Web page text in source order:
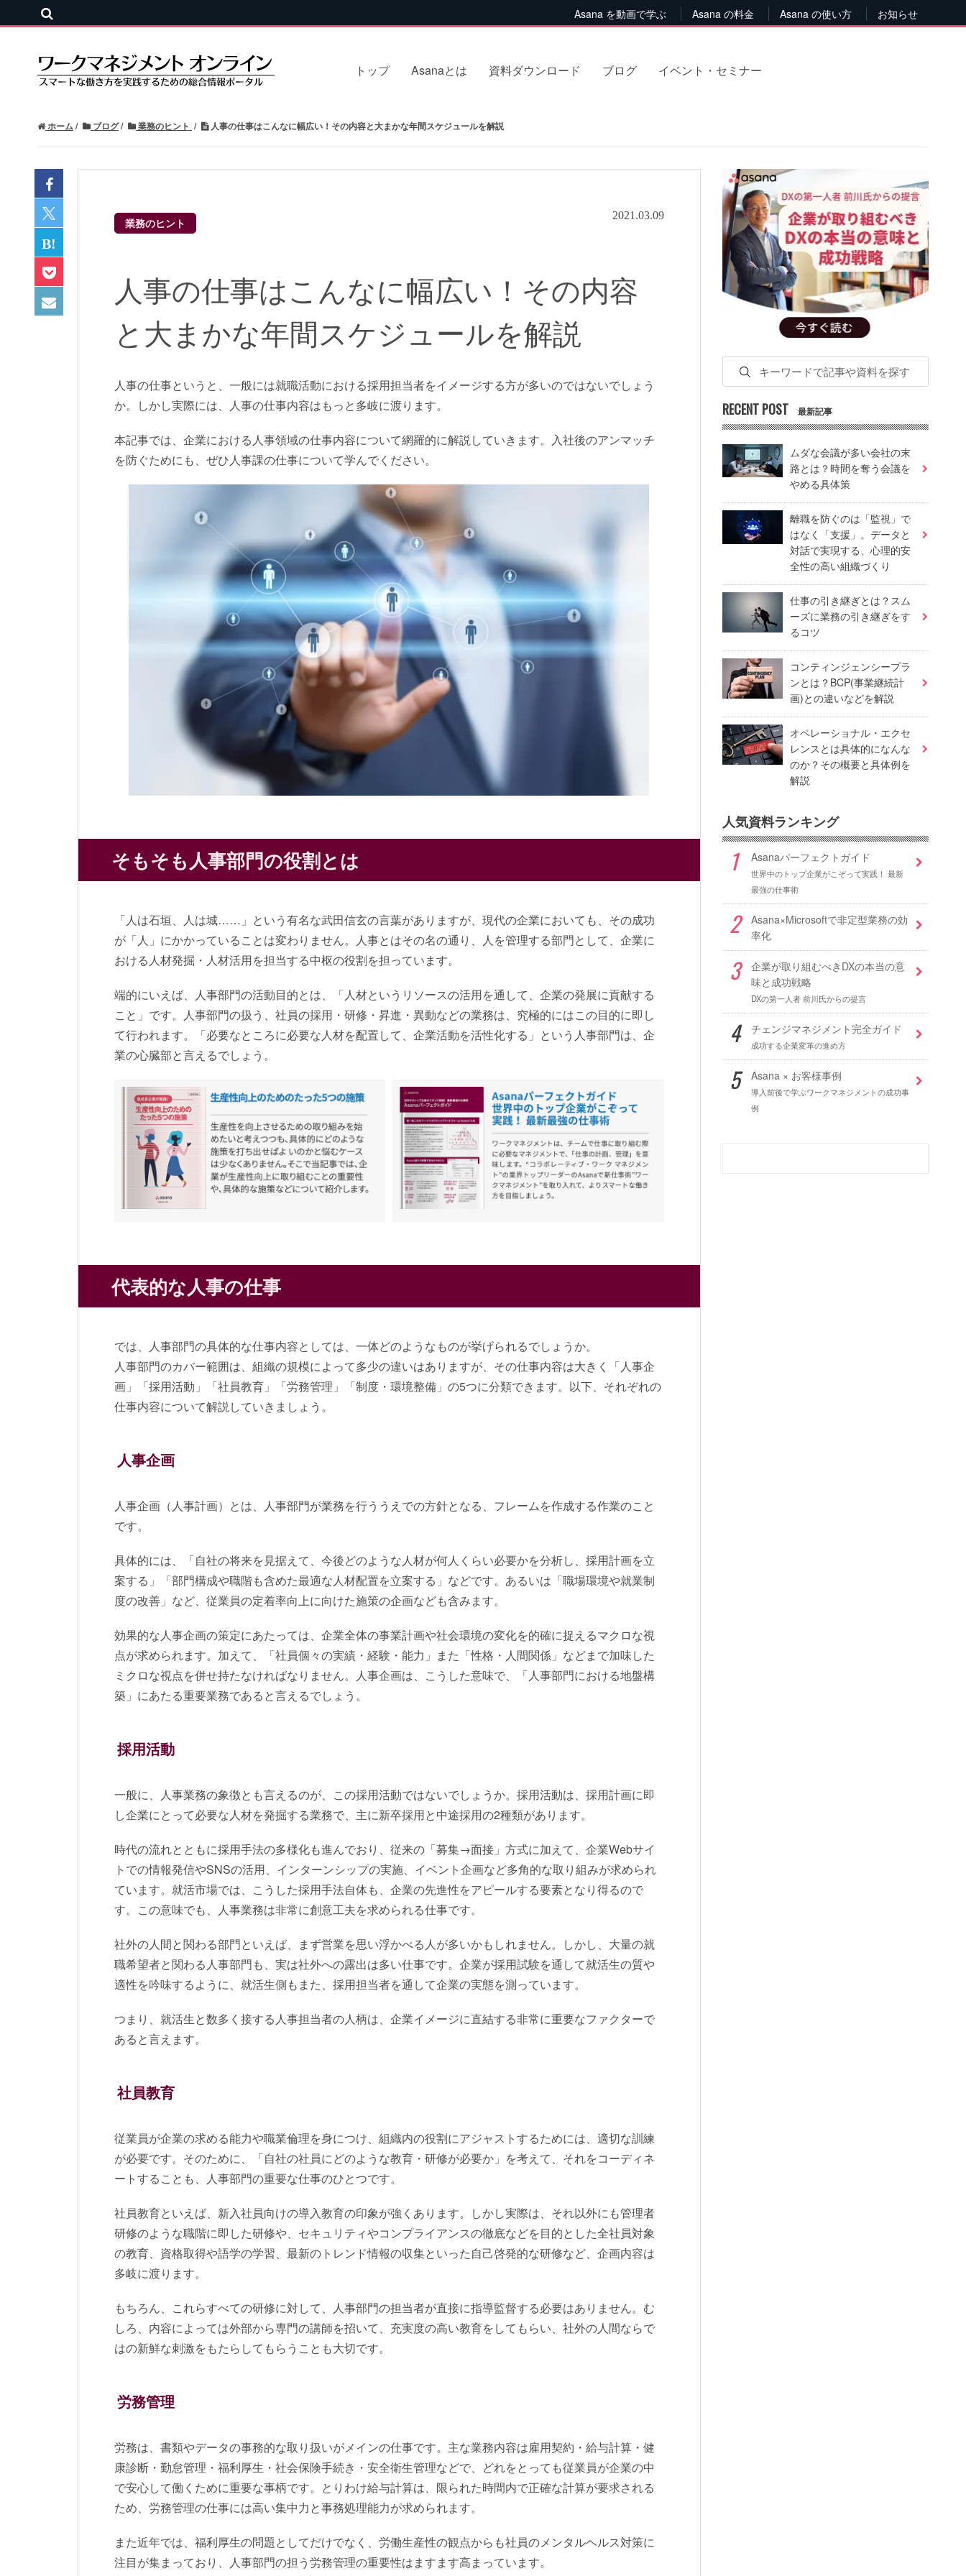
Asana を動画で学ぶ Asana の料金 Asana の使い方 お知らせ
トップ Asanaとは 資料ダウンロード ブログ イベント・セミナー
ホーム ブログ 業務のヒント 人事の仕事はこんなに幅広い！その内容と大まかな年間スケジュールを解説
業務のヒント
2021.03.09
人事の仕事はこんなに幅広い！その内容
と大まかな年間スケジュールを解説
人事の仕事というと、一般には就職活動における採用担当者をイメージする方が多いのではないでしょう
か。しかし実際には、人事の仕事内容はもっと多岐に渡ります。
本記事では、企業における人事領域の仕事内容について網羅的に解説していきます。入社後のアンマッチ
を防ぐためにも、ぜひ人事課の仕事について学んでください。
そもそも人事部門の役割とは
「人は石垣、人は城……」という有名な武田信玄の言葉がありますが、現代の企業においても、その成功
が「人」にかかっていることは変わりません。人事とはその名の通り、人を管理する部門として、企業に
おける人材発掘・人材活用を担当する中枢の役割を担っています。
端的にいえば、人事部門の活動目的とは、「人材というリソースの活用を通して、企業の発展に貢献する
こと」です。人事部門の扱う、社員の採用・研修・昇進・異動などの業務は、究極的にはこの目的に即し
て行われます。「必要なところに必要な人材を配置して、企業活動を活性化する」という人事部門は、企
業の心臓部と言えるでしょう。
代表的な人事の仕事
では、人事部門の具体的な仕事内容としては、一体どのようなものが挙げられるでしょうか。
人事部門のカバー範囲は、組織の規模によって多少の違いはありますが、その仕事内容は大きく「人事企
画」「採用活動」「社員教育」「労務管理」「制度・環境整備」の5つに分類できます。以下、それぞれの
仕事内容について解説していきましょう。
人事企画
人事企画（人事計画）とは、人事部門が業務を行ううえでの方針となる、フレームを作成する作業のこと
です。
具体的には、「自社の将来を見据えて、今後どのような人材が何人くらい必要かを分析し、採用計画を立
案する」「部門構成や職階も含めた最適な人材配置を立案する」などです。あるいは「職場環境や就業制
度の改善」など、従業員の定着率向上に向けた施策の企画なども含みます。
効果的な人事企画の策定にあたっては、企業全体の事業計画や社会環境の変化を的確に捉えるマクロな視
点が求められます。加えて、「社員個々の実績・経験・能力」また「性格・人間関係」などまで加味した
ミクロな視点を併せ持たなければなりません。人事企画は、こうした意味で、「人事部門における地盤構
築」にあたる重要業務であると言えるでしょう。
採用活動
一般に、人事業務の象徴とも言えるのが、この採用活動ではないでしょうか。採用活動は、採用計画に即
し企業にとって必要な人材を発掘する業務で、主に新卒採用と中途採用の2種類があります。
時代の流れとともに採用手法の多様化も進んでおり、従来の「募集→面接」方式に加えて、企業Webサイ
トでの情報発信やSNSの活用、インターンシップの実施、イベント企画など多角的な取り組みが求められ
ています。就活市場では、こうした採用手法自体も、企業の先進性をアピールする要素となり得るので
す。この意味でも、人事業務は非常に創意工夫を求められる仕事です。
社外の人間と関わる部門といえば、まず営業を思い浮かべる人が多いかもしれません。しかし、大量の就
職希望者と関わる人事部門も、実は社外への露出は多い仕事です。企業が採用試験を通して就活生の質や
適性を吟味するように、就活生側もまた、採用担当者を通して企業の実態を測っています。
つまり、就活生と数多く接する人事担当者の人柄は、企業イメージに直結する非常に重要なファクターで
あると言えます。
社員教育
従業員が企業の求める能力や職業倫理を身につけ、組織内の役割にアジャストするためには、適切な訓練
が必要です。そのために、「自社の社員にどのような教育・研修が必要か」を考えて、それをコーディネ
ートすることも、人事部門の重要な仕事のひとつです。
社員教育といえば、新入社員向けの導入教育の印象が強くあります。しかし実際は、それ以外にも管理者
研修のような職階に即した研修や、セキュリティやコンプライアンスの徹底などを目的とした全社員対象
の教育、資格取得や語学の学習、最新のトレンド情報の収集といった自己啓発的な研修など、企画内容は
多岐に渡ります。
もちろん、これらすべての研修に対して、人事部門の担当者が直接に指導監督する必要はありません。む
しろ、内容によっては外部から専門の講師を招いて、充実度の高い教育をしてもらい、社外の人間ならで
はの新鮮な刺激をもたらしてもらうことも大切です。
労務管理
労務は、書類やデータの事務的な取り扱いがメインの仕事です。主な業務内容は雇用契約・給与計算・健
康診断・勤怠管理・福利厚生・社会保険手続き・安全衛生管理などで、どれをとっても従業員が企業の中
で安心して働くために重要な事柄です。とりわけ給与計算は、限られた時間内で正確な計算が要求される
ため、労務管理の仕事には高い集中力と事務処理能力が求められます。
また近年では、福利厚生の問題としてだけでなく、労働生産性の観点からも社員のメンタルヘルス対策に
注目が集まっており、人事部門の担う労務管理の重要性はますます高まっています。
RECENT POST 最新記事
ムダな会議が多い会社の末
路とは？時間を奪う会議を
やめる具体策
離職を防ぐのは「監視」で
はなく「支援」。データと
対話で実現する、心理的安
全性の高い組織づくり
仕事の引き継ぎとは？スム
ーズに業務の引き継ぎをす
るコツ
コンティンジェンシープラ
ンとは？BCP(事業継続計
画)との違いなどを解説
オペレーショナル・エクセ
レンスとは具体的になんな
のか？その概要と具体例を
解説
人気資料ランキング
Asanaパーフェクトガイド
世界中のトップ企業がこぞって実践！ 最新
最強の仕事術
Asana×Microsoftで非定型業務の効
率化
企業が取り組むべきDXの本当の意
味と成功戦略
DXの第一人者 前川氏からの提言
チェンジマネジメント完全ガイド
成功する企業変革の進め方
Asana × お客様事例
導入前後で学ぶワークマネジメントの成功事
例